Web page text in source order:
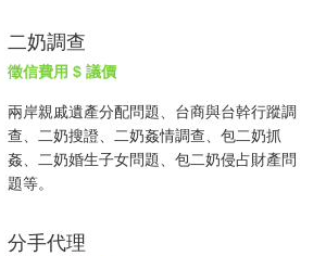
二奶調查
徵信費用 $ 議價
兩岸親戚遺產分配問題、台商與台幹行蹤調
查、二奶搜證、二奶姦情調查、包二奶抓
姦、二奶婚生子女問題、包二奶侵占財產問
題等。
分手代理